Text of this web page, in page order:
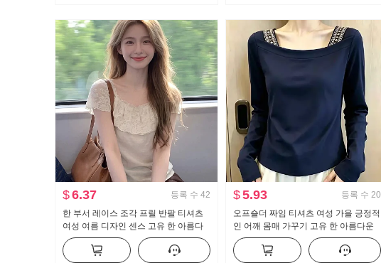
$6.37 등록 수 42
한 부서 레이스 조각 프릴 반팔 티셔츠
여성 여름 디자인 센스 고유 한 아름다
운 작은 키 슬림해 보이는 맨위
$5.93 등록 수 20
오프숄더 짜임 티셔츠 여성 가을 긍정적
인 어깨 몸매 가꾸기 고유 한 아름다운
자이언트 잘 생긴 인사이드 가져 가라.
긴팔 맨위 기본 셔츠